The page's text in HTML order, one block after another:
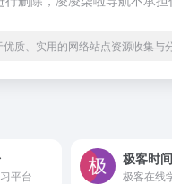
质、实用的网络站点资源收集与
平台
极客时间
极客在线